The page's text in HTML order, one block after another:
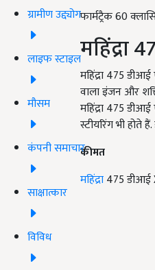
ग्रामीण उद्द्योग
लाइफ स्टाइल
मौसम
कंपनी समाचार
साक्षात्कार
विविध
फार्मट्रैक 60
महिंद्रा
महिंद्रा 475
वाला इंजन और
महिंद्रा 475
स्टीयरिंग भी
कीमत
महिंद्रा475 डीआई